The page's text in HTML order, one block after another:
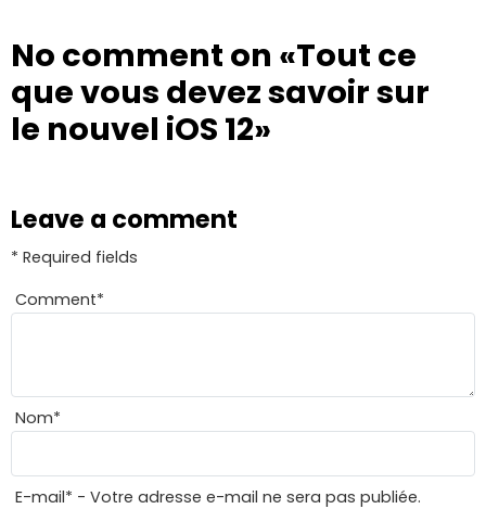
No comment on «Tout ce
que vous devez savoir sur
le nouvel iOS 12»
Leave a comment
* Required fields
Comment*
Nom*
E-mail* - Votre adresse e-mail ne sera pas publiée.